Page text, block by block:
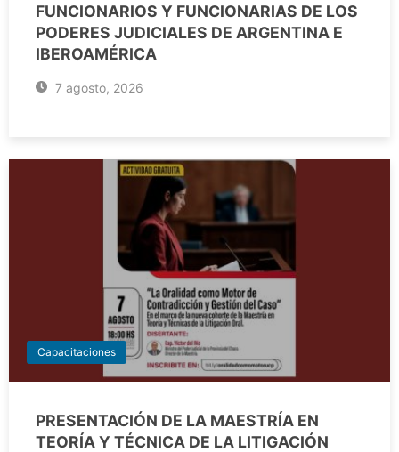
FUNCIONARIOS Y FUNCIONARIAS DE LOS
PODERES JUDICIALES DE ARGENTINA E
IBEROAMÉRICA
7 agosto, 2026
Capacitaciones
PRESENTACIÓN DE LA MAESTRÍA EN
TEORÍA Y TÉCNICA DE LA LITIGACIÓN